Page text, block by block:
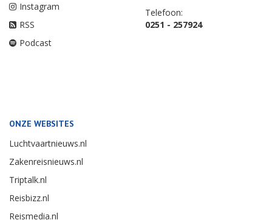
Instagram
RSS
Podcast
Telefoon:
0251 - 257924
ONZE WEBSITES
Luchtvaartnieuws.nl
Zakenreisnieuws.nl
Triptalk.nl
Reisbizz.nl
Reismedia.nl